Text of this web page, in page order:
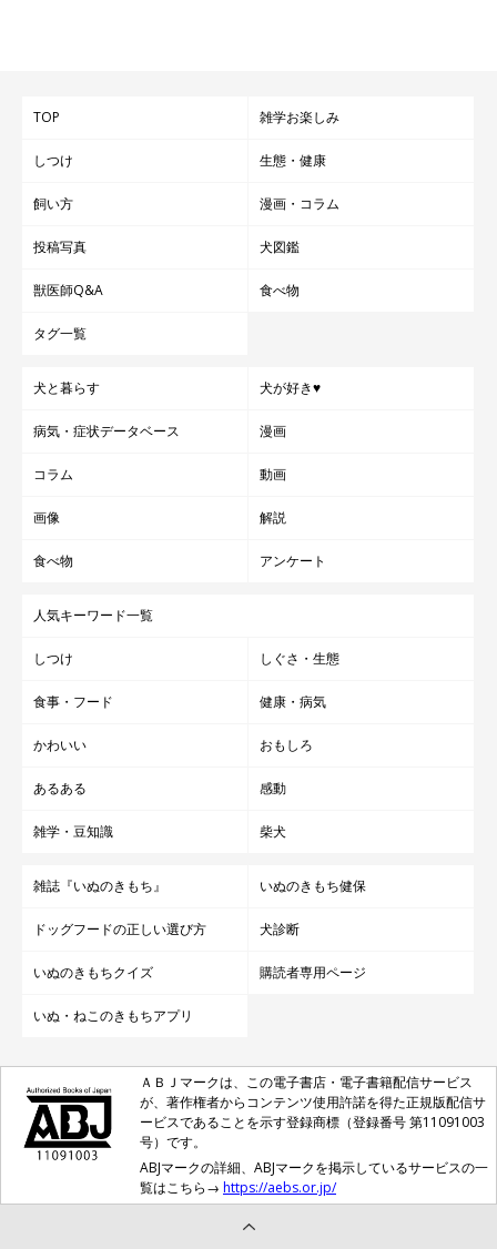
TOP 雑学お楽しみ
しつけ 生態・健康
飼い方 漫画・コラム
投稿写真 犬図鑑
獣医師Q&A 食べ物
タグ一覧
犬と暮らす 犬が好き♥
病気・症状データベース 漫画
コラム 動画
画像 解説
食べ物 アンケート
人気キーワード一覧
しつけ しぐさ・生態
食事・フード 健康・病気
かわいい おもしろ
あるある 感動
雑学・豆知識 柴犬
雑誌『いぬのきもち』 いぬのきもち健保
ドッグフードの正しい選び方 犬診断
いぬのきもちクイズ 購読者専用ページ
いぬ・ねこのきもちアプリ
ＡＢＪマークは、この電子書店・電子書籍配信サービス
が、著作権者からコンテンツ使用許諾を得た正規版配信サ
ービスであることを示す登録商標（登録番号 第11091003
号）です。
ABJマークの詳細、ABJマークを掲示しているサービスの一
覧はこちら→ https://aebs.or.jp/